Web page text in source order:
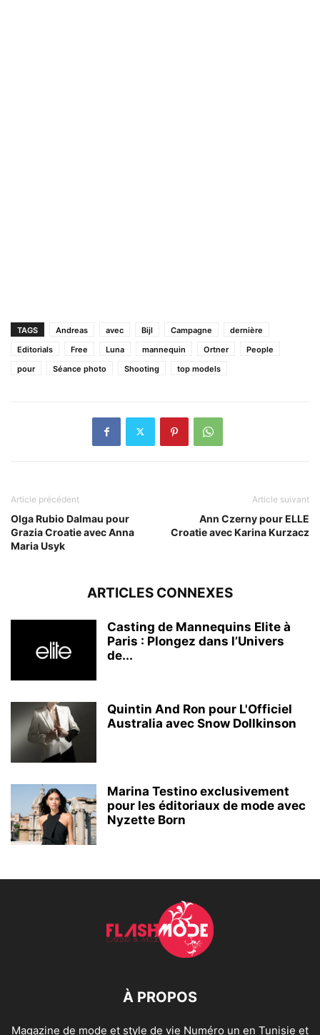
TAGS Andreas avec Bijl Campagne
dernière
Editorials
Free Luna mannequin Ortner
People
pour
Séance photo Shooting top models
Article précédent
Olga Rubio Dalmau pour
Grazia Croatie avec Anna
Maria Usyk
Article suivant
Ann Czerny pour ELLE
Croatie avec Karina Kurzacz
ARTICLES CONNEXES
Casting de Mannequins Elite à
Paris : Plongez dans l’Univers
de...
Quintin And Ron pour L'Officiel
Australia avec Snow Dollkinson
Marina Testino exclusivement
pour les éditoriaux de mode avec
Nyzette Born
À PROPOS
Magazine de mode et style de vie Numéro un en Tunisie et